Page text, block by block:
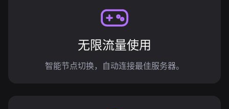
无限流量使用
智能节点切换，自动连接最佳服务器。